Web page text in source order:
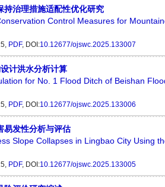
持治理措施适配性优化研究
Control Measures for
PDF, DOI:10.12677/ojswc.2025.133007
计洪水分析计算
for No. 1 Flood Ditch of Beishan
PDF, DOI:10.12677/ojswc.2025.133006
易发性分析与评估
Slope Collapses in Lingbao City Using
PDF, DOI:10.12677/ojswc.2025.133005